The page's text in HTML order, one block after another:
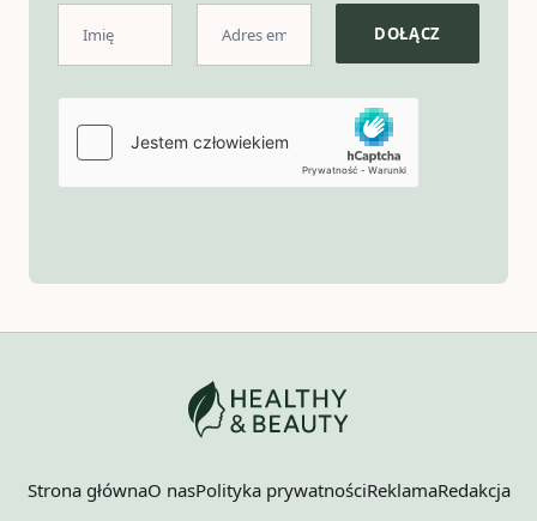
Strona głównaO nasPolityka prywatnościReklamaRedakcja